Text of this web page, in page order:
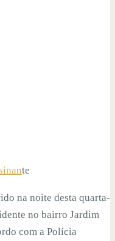
te
na noite desta quarta-
no bairro Jardim
com a Polícia